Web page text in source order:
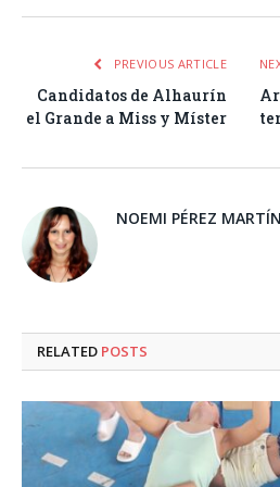
PREVIOUS ARTICLE
Candidatos de Alhaurín
el Grande a Miss y Míster
NOEMI PÉREZ
RELATED POSTS